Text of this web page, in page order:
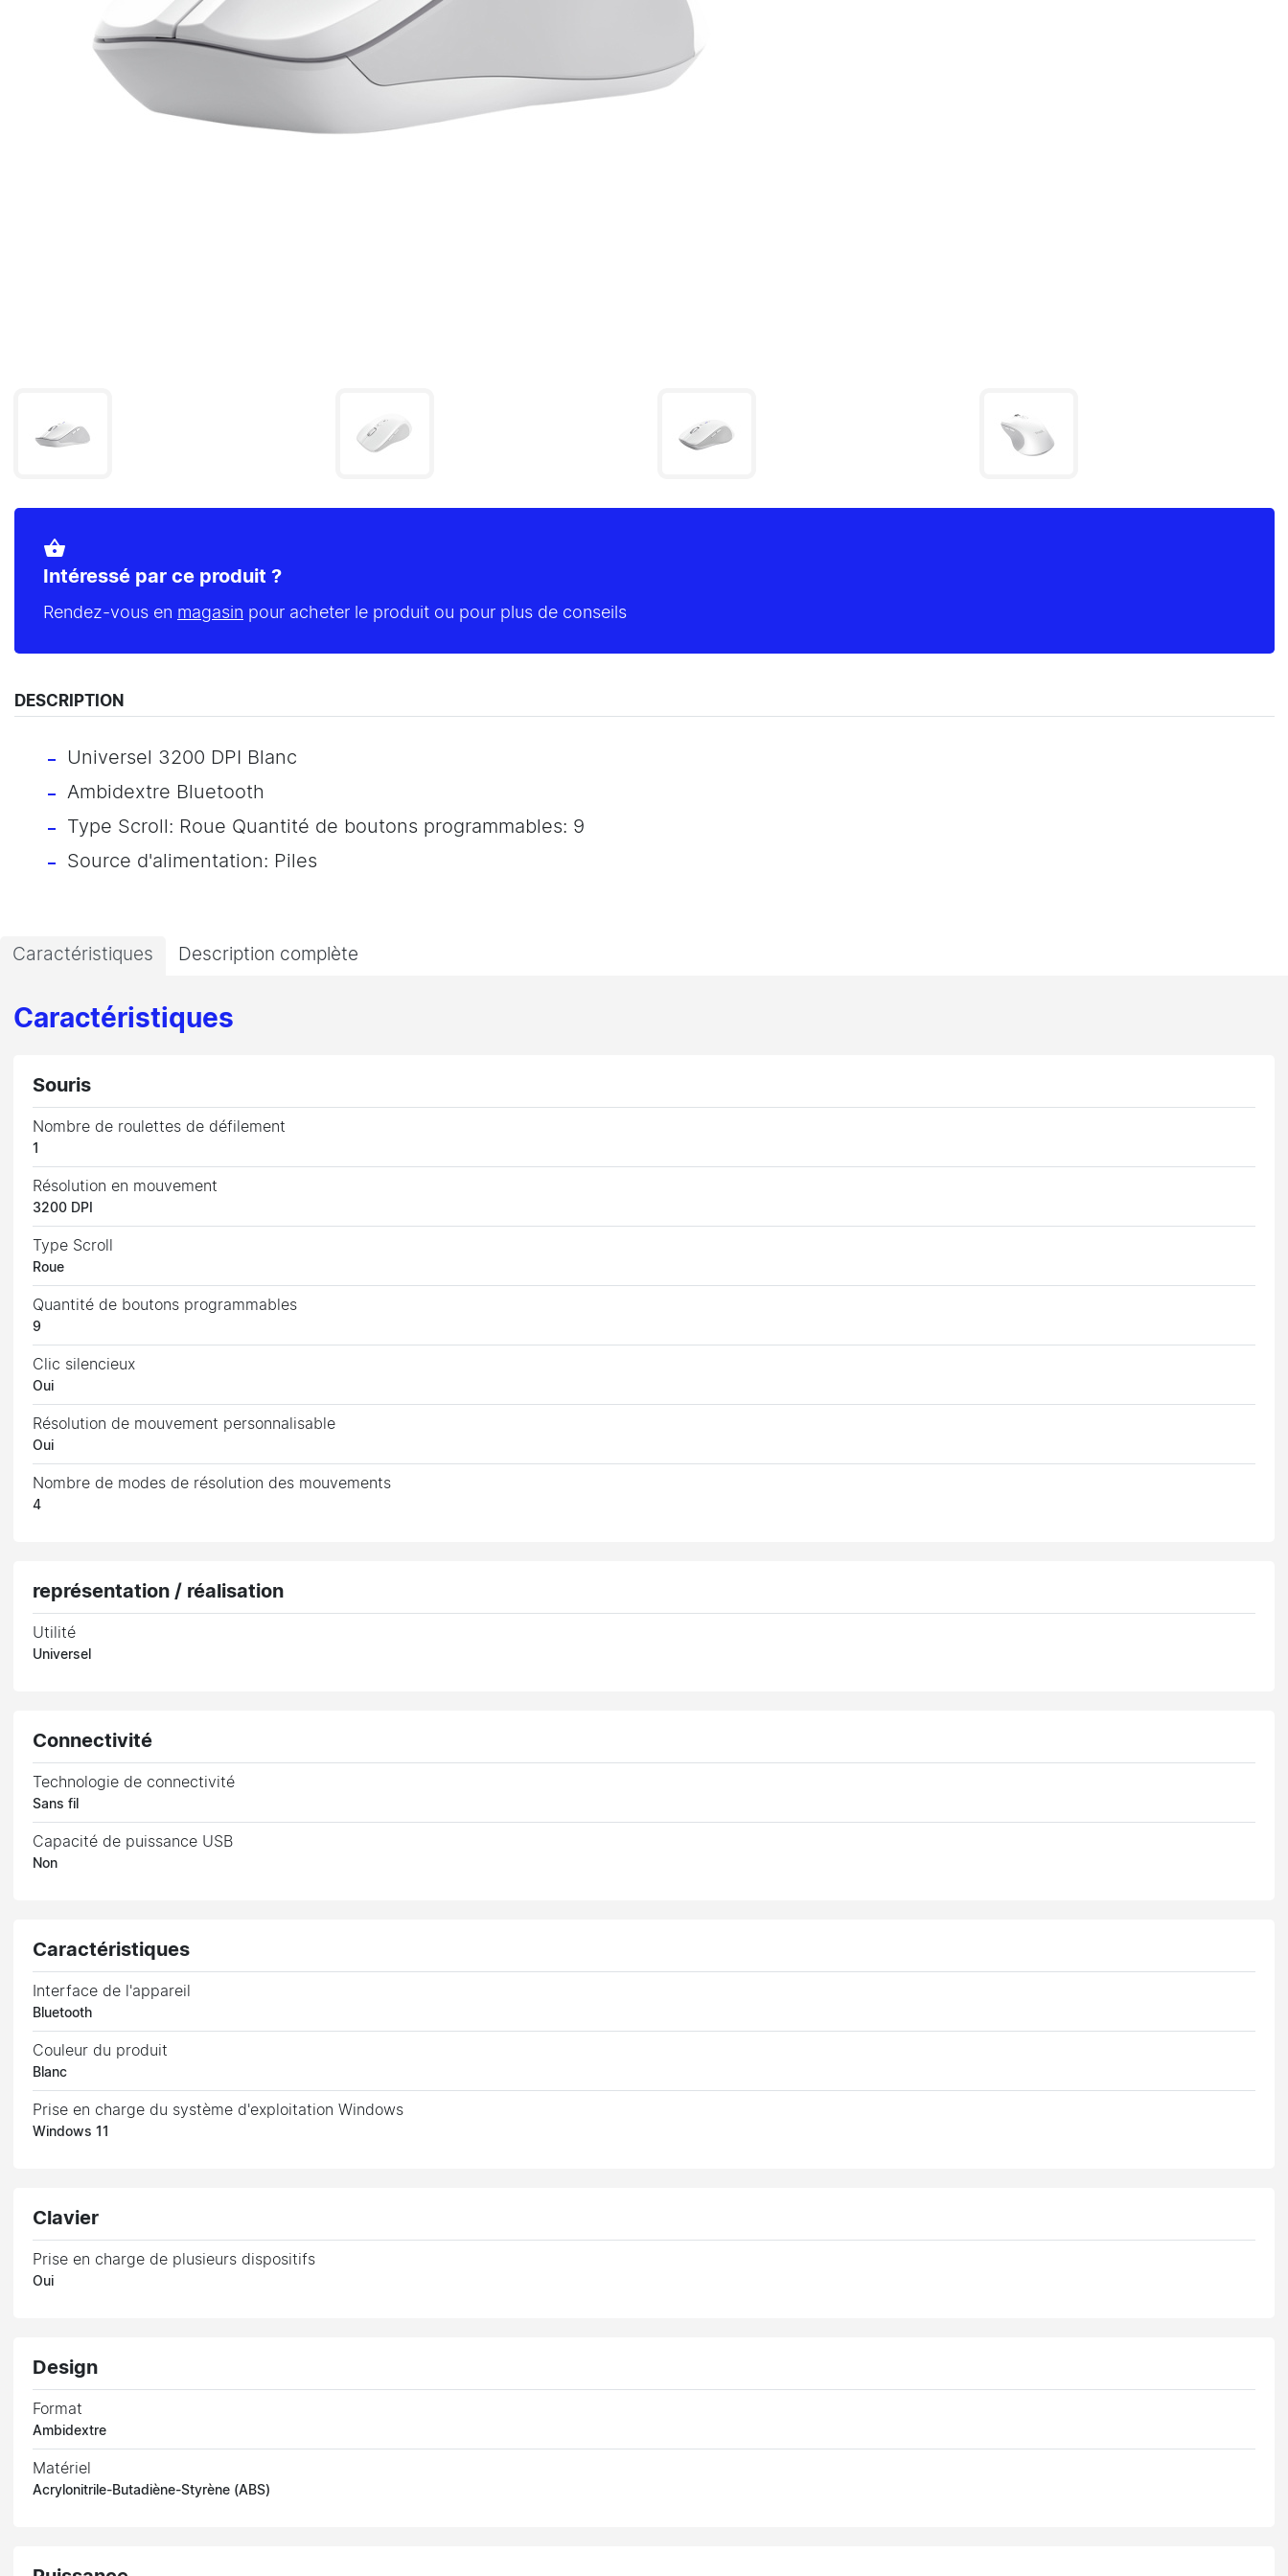
shopping_basket
Intéressé par ce produit ?
Rendez-vous en magasin pour acheter le produit ou pour plus de conseils
DESCRIPTION
Universel 3200 DPI Blanc
Ambidextre Bluetooth
Type Scroll: Roue Quantité de boutons programmables: 9
Source d'alimentation: Piles
Caractéristiques Description complète
Caractéristiques
Souris
Nombre de roulettes de défilement
1
Résolution en mouvement
3200 DPI
Type Scroll
Roue
Quantité de boutons programmables
9
Clic silencieux
Oui
Résolution de mouvement personnalisable
Oui
Nombre de modes de résolution des mouvements
4
représentation / réalisation
Utilité
Universel
Connectivité
Technologie de connectivité
Sans fil
Capacité de puissance USB
Non
Caractéristiques
Interface de l'appareil
Bluetooth
Couleur du produit
Blanc
Prise en charge du système d'exploitation Windows
Windows 11
Clavier
Prise en charge de plusieurs dispositifs
Oui
Design
Format
Ambidextre
Matériel
Acrylonitrile-Butadiène-Styrène (ABS)